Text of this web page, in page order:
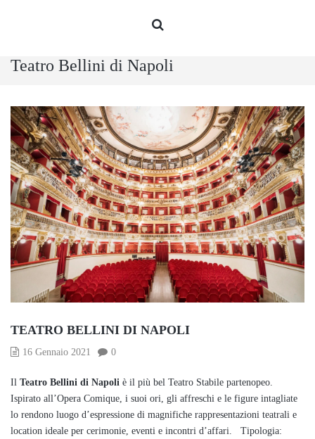
Teatro Bellini di Napoli
TEATRO BELLINI DI NAPOLI
16 Gennaio 2021 0
Il Teatro Bellini di Napoli è il più bel Teatro Stabile partenopeo.
Ispirato all’Opera Comique, i suoi ori, gli affreschi e le figure intagliate
lo rendono luogo d’espressione di magnifiche rappresentazioni teatrali e
location ideale per cerimonie, eventi e incontri d’affari. Tipologia: